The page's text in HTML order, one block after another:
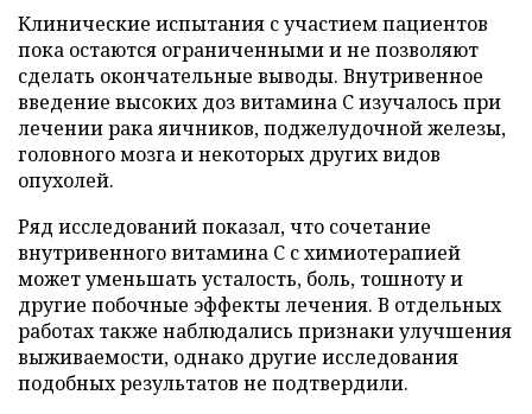
Клинические испытания с участием пациентов
пока остаются ограниченными и не позволяют
сделать окончательные выводы. Внутривенное
введение высоких доз витамина C изучалось при
лечении рака яичников, поджелудочной железы,
головного мозга и некоторых других видов
опухолей.
Ряд исследований показал, что сочетание
внутривенного витамина C с химиотерапией
может уменьшать усталость, боль, тошноту и
другие побочные эффекты лечения. В отдельных
работах также наблюдались признаки улучшения
выживаемости, однако другие исследования
подобных результатов не подтвердили.